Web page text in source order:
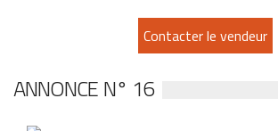
ANNONCE N° 16